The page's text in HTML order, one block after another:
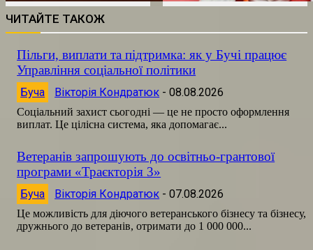
ЧИТАЙТЕ ТАКОЖ
Пільги, виплати та підтримка: як у Бучі працює
Управління соціальної політики
Буча Вікторія Кондратюк - 08.08.2026
Соціальний захист сьогодні — це не просто оформлення
виплат. Це цілісна система, яка допомагає...
Ветеранів запрошують до освітньо-грантової
програми «Траєкторія 3»
Буча Вікторія Кондратюк - 07.08.2026
Це можливість для діючого ветеранського бізнесу та бізнесу,
дружнього до ветеранів, отримати до 1 000 000...